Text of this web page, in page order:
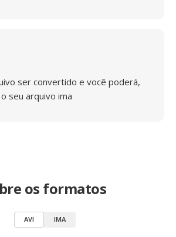
ser convertido e você poderá,
seu arquivo ima
os formatos
AVI IMA